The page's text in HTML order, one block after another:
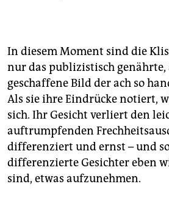
taz.de/diagnose2, Carsten
taz.de/diagnose3 und Patrick
taz.de/diagnose4.
Autor:Christian Schneider lebt in
Lehrte an den Unis Hannover und
zur Generationengeschichte des
und zur Gegenwartsbedeutung
nun wissen, was es heißt, wenn
Politikergeneration nach der
Bundestagswahl 2017 dieses Land
In diesem Moment sind die
nur das publizistisch genährte,
geschaffene Bild der ach so
Als sie ihre Eindrücke notiert,
sich. Ihr Gesicht verliert den
auftrumpfenden
differenziert und ernst – und
differenzierte Gesichter eben
sind, etwas aufzunehmen.